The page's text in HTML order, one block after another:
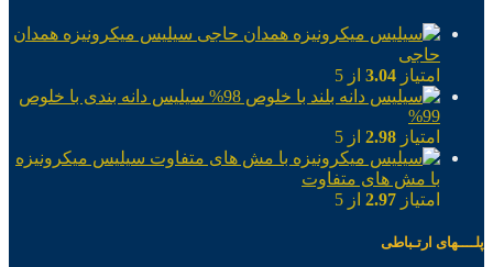
سیلیس میکرونیزه همدان
حاجی
امتیاز 3.04 از 5
سیلیس دانه بندی با خلوص
99%
امتیاز 2.98 از 5
سیلیس میکرونیزه
با مش های متفاوت
امتیاز 2.97 از 5
پلــــهای ارتـباطی